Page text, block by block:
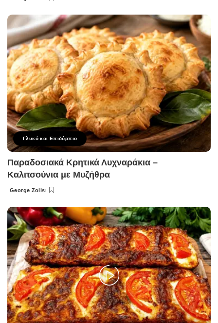
Posted
Γλυκό και Επιδόρπιο
Παραδοσιακά Κρητικά Λυχναράκια –
Καλιτσούνια με Μυζήθρα
Posted
George Zolis